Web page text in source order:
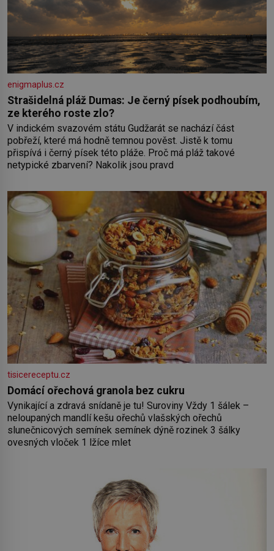
enigmaplus.cz
Strašidelná pláž Dumas: Je černý písek podhoubím,
ze kterého roste zlo?
V indickém svazovém státu Gudžarát se nachází část
pobřeží, které má hodně temnou pověst. Jistě k tomu
přispívá i černý písek této pláže. Proč má pláž takové
netypické zbarvení? Nakolik jsou pravd
tisicereceptu.cz
Domácí ořechová granola bez cukru
Vynikající a zdravá snídaně je tu! Suroviny Vždy 1 šálek –
neloupaných mandlí kešu ořechů vlašských ořechů
slunečnicových semínek semínek dýně rozinek 3 šálky
ovesných vloček 1 lžíce mlet